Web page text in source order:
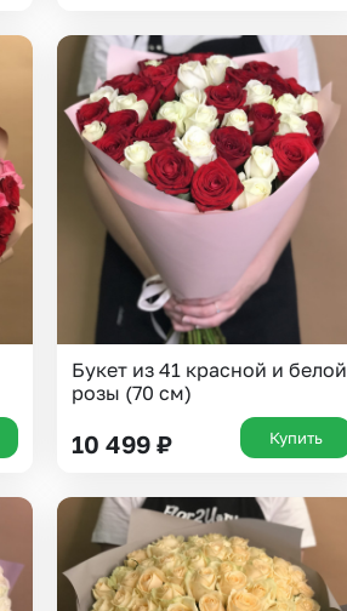
Букет из 41 красной и белой
розы (70 см)
10 499 ₽ Купить